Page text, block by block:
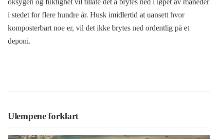
i stedet for flere hundre år. Husk imidlertid at uansett hvor
komposterbart noe er, vil det ikke brytes ned ordentlig på et
deponi.
Ulempene forklart